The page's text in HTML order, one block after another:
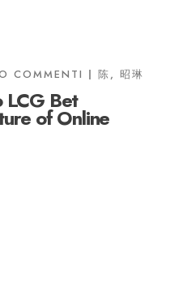
COMMENTI 陈, 昭琳
LCG Bet
of Online